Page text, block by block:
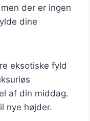
der er ingen
dine
eksotiske fyld
af din middag.
nye højder.